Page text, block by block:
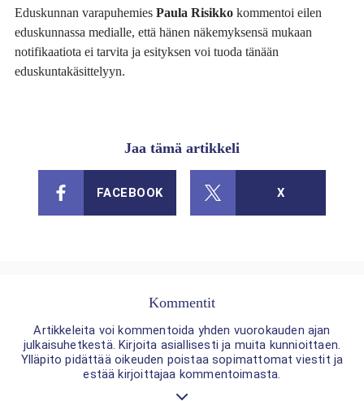
Eduskunnan varapuhemiesPaula Risikko kommentoi eilen
eduskunnassa medialle, että hänen näkemyksensä mukaan
notifikaatiota ei tarvita ja esityksen voi tuoda tänään
eduskuntakäsittelyyn.
Jaa tämä artikkeli
FACEBOOK X
Kommentit
Artikkeleita voi kommentoida yhden vuorokauden ajan
julkaisuhetkestä. Kirjoita asiallisesti ja muita kunnioittaen.
Ylläpito pidättää oikeuden poistaa sopimattomat viestit ja
estää kirjoittajaa kommentoimasta.